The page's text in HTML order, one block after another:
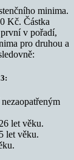
minima.
Kč. Částka
v pořadí,
pro druhou a
let věku.
let věku.